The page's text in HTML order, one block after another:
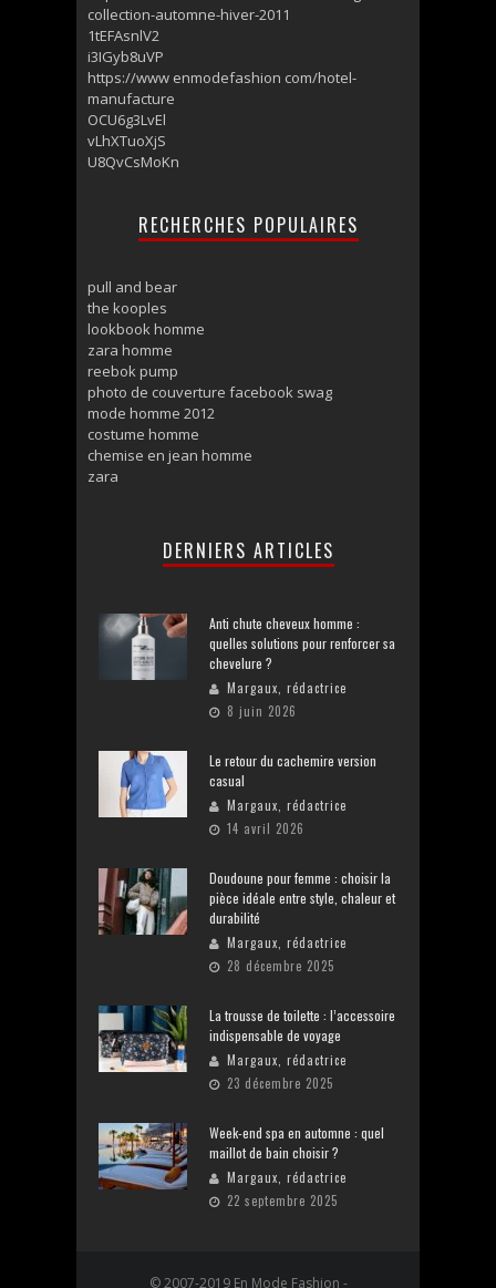
collection-automne-hiver-2011
1tEFAsnlV2
i3IGyb8uVP
https://www enmodefashion com/hotel-
manufacture
OCU6g3LvEl
vLhXTuoXjS
U8QvCsMoKn
RECHERCHES POPULAIRES
pull and bear
the kooples
lookbook homme
zara homme
reebok pump
photo de couverture facebook swag
mode homme 2012
costume homme
chemise en jean homme
zara
DERNIERS ARTICLES
Anti chute cheveux homme :
quelles solutions pour renforcer sa
chevelure ?
Margaux, rédactrice
8 juin 2026
Le retour du cachemire version
casual
Margaux, rédactrice
14 avril 2026
Doudoune pour femme : choisir la
pièce idéale entre style, chaleur et
durabilité
Margaux, rédactrice
28 décembre 2025
La trousse de toilette : l’accessoire
indispensable de voyage
Margaux, rédactrice
23 décembre 2025
Week-end spa en automne : quel
maillot de bain choisir ?
Margaux, rédactrice
22 septembre 2025
© 2007-2019 En Mode Fashion -